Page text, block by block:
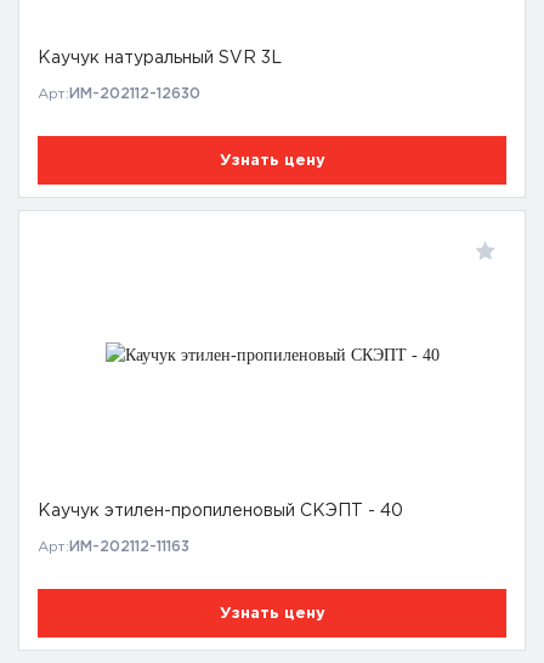
Каучук натуральный SVR 3L
Арт: ИМ-202112-12630
Узнать цену
Каучук этилен-пропиленовый СКЭПТ - 40
Арт: ИМ-202112-11163
Узнать цену